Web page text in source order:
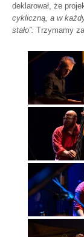
deklarował, że
cykliczną, a w
stało”. Trzymamy za